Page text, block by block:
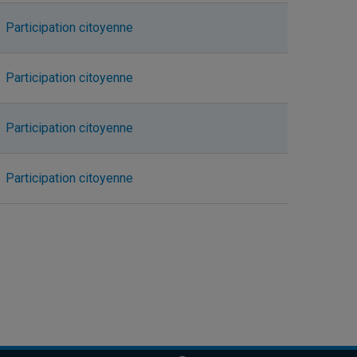
Participation citoyenne
Participation citoyenne
Participation citoyenne
Participation citoyenne